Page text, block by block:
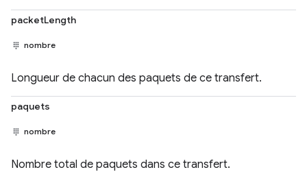
packetLength
nombre
Longueur de chacun des paquets de ce transfert.
paquets
nombre
Nombre total de paquets dans ce transfert.